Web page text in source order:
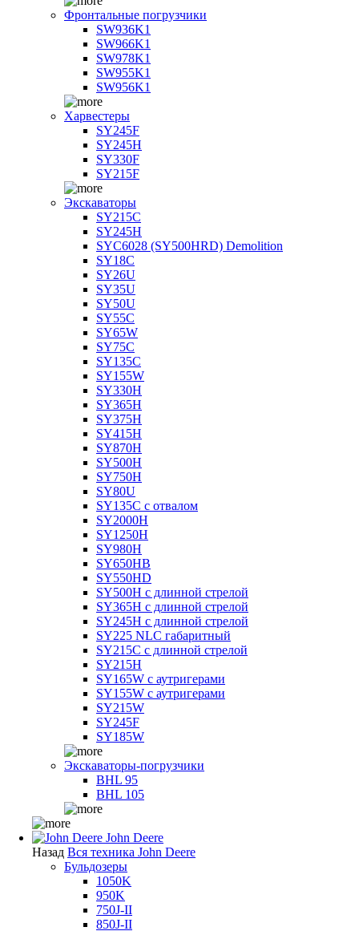
Фронтальные погрузчики
SW936K1
SW966K1
SW978K1
SW955K1
SW956K1
Харвестеры
SY245F
SY245H
SY330F
SY215F
Экскаваторы
SY215C
SY245H
SYC6028 (SY500HRD) Demolition
SY18C
SY26U
SY35U
SY50U
SY55C
SY65W
SY75C
SY135C
SY155W
SY330H
SY365H
SY375H
SY415H
SY870H
SY500H
SY750H
SY80U
SY135C с отвалом
SY2000H
SY1250H
SY980H
SY650HB
SY550HD
SY500H с длинной стрелой
SY365H с длинной стрелой
SY245H с длинной стрелой
SY225 NLC габаритный
SY215C с длинной стрелой
SY215H
SY165W с аутригерами
SY155W с аутригерами
SY215W
SY245F
SY185W
Экскаваторы-погрузчики
BHL 95
BHL 105
John Deere
Назад Вся техника John Deere
Бульдозеры
1050K
950K
750J-II
850J-II